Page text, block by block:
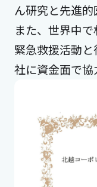
ん研究と先進的
また、世界中
緊急救援活動
社に資金面で協